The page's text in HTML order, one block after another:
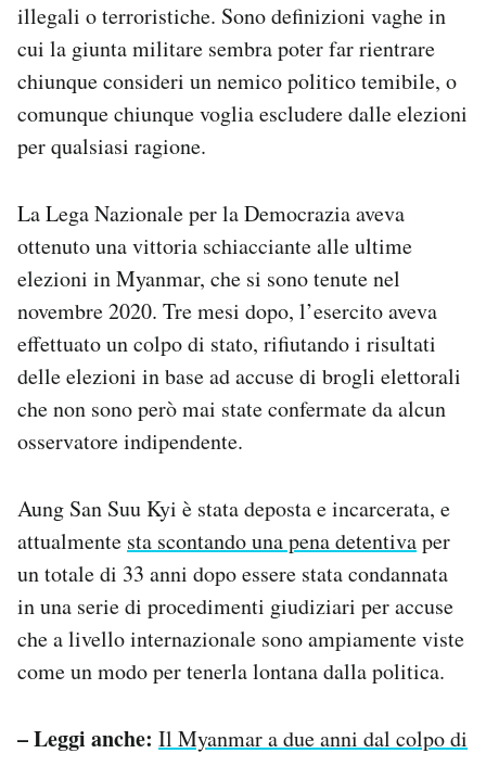
illegali o terroristiche. Sono definizioni vaghe in
cui la giunta militare sembra poter far rientrare
chiunque consideri un nemico politico temibile, o
comunque chiunque voglia escludere dalle elezioni
per qualsiasi ragione.
La Lega Nazionale per la Democrazia aveva
ottenuto una vittoria schiacciante alle ultime
elezioni in Myanmar, che si sono tenute nel
novembre 2020. Tre mesi dopo, l’esercito aveva
effettuato un colpo di stato, rifiutando i risultati
delle elezioni in base ad accuse di brogli elettorali
che non sono però mai state confermate da alcun
osservatore indipendente.
Aung San Suu Kyi è stata deposta e incarcerata, e
attualmente sta scontando una pena detentivaper
un totale di 33 anni dopo essere stata condannata
in una serie di procedimenti giudiziari per accuse
che a livello internazionale sono ampiamente viste
come un modo per tenerla lontana dalla politica.
– Leggi anche: Il Myanmar a due anni dal colpo di